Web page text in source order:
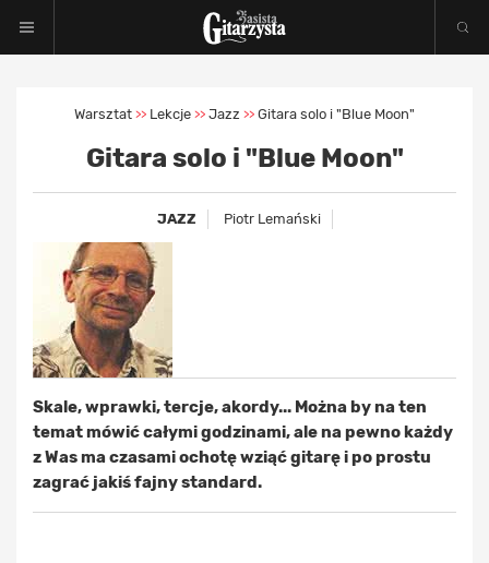
Warsztat >> Lekcje >> Jazz >> Gitara solo i "Blue Moon"
Gitara solo i "Blue Moon"
JAZZ Piotr Lemański
Skale, wprawki, tercje, akordy... Można by na ten
temat mówić całymi godzinami, ale na pewno każdy
z Was ma czasami ochotę wziąć gitarę i po prostu
zagrać jakiś fajny standard.